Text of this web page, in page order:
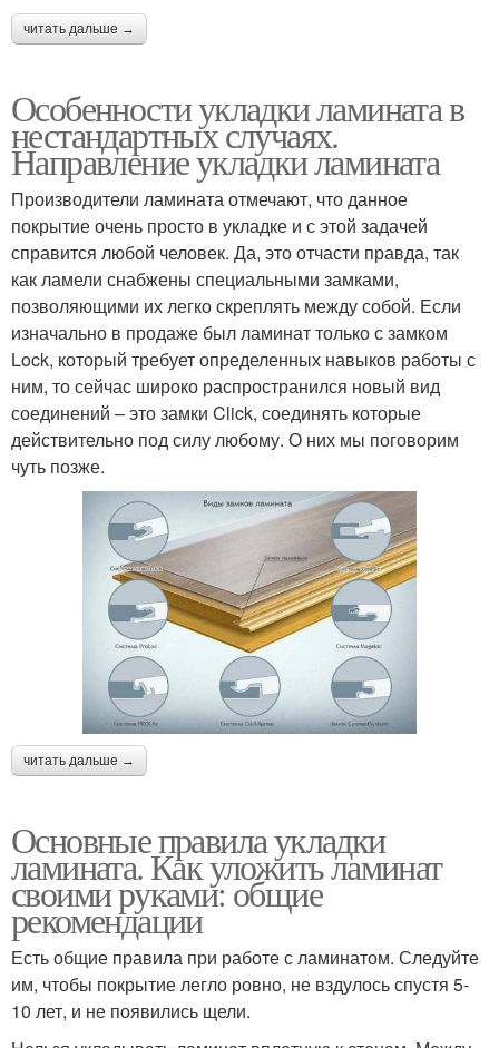
читать дальше →
Особенности укладки ламината в
нестандартных случаях.
Направление укладки ламината
Производители ламината отмечают, что данное
покрытие очень просто в укладке и с этой задачей
справится любой человек. Да, это отчасти правда, так
как ламели снабжены специальными замками,
позволяющими их легко скреплять между собой. Если
изначально в продаже был ламинат только с замком
Lock, который требует определенных навыков работы с
ним, то сейчас широко распространился новый вид
соединений – это замки Click, соединять которые
действительно под силу любому. О них мы поговорим
чуть позже.
читать дальше →
Основные правила укладки
ламината. Как уложить ламинат
своими руками: общие
рекомендации
Есть общие правила при работе с ламинатом. Следуйте
им, чтобы покрытие легло ровно, не вздулось спустя 5-
10 лет, и не появились щели.